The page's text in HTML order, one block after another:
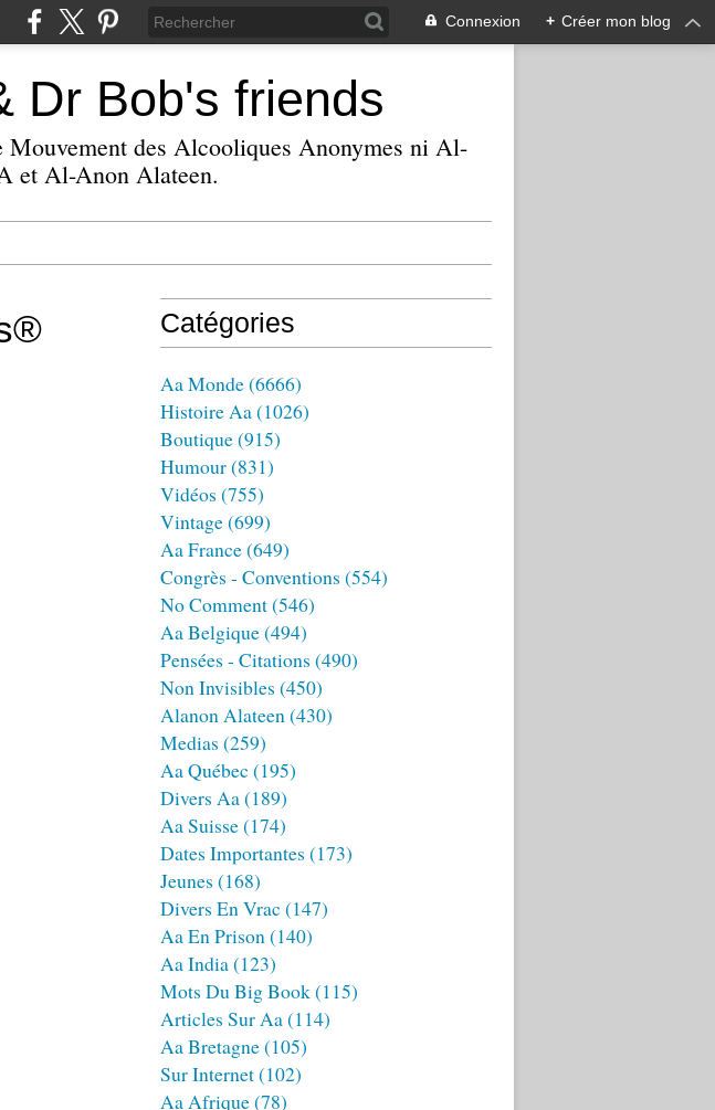
Connexion + Créer mon blog
Dr Bob's friends
Mouvement des Alcooliques Anonymes ni Al-
et Al-Anon Alateen.
Catégories
Aa Monde(6666)
Histoire Aa(1026)
Boutique(915)
Humour(831)
Vidéos (755)
Vintage(699)
Aa France(649)
Congrès - Conventions (554)
No Comment(546)
Aa Belgique(494)
Pensées - Citations (490)
Non Invisibles (450)
Alanon Alateen(430)
Medias (259)
Aa Québec (195)
Divers Aa(189)
Aa Suisse(174)
Dates Importantes (173)
Jeunes (168)
Divers En Vrac (147)
Aa En Prison(140)
Aa India(123)
Mots Du Big Book(115)
Articles Sur Aa(114)
Aa Bretagne(105)
Sur Internet(102)
Aa Afrique(78)